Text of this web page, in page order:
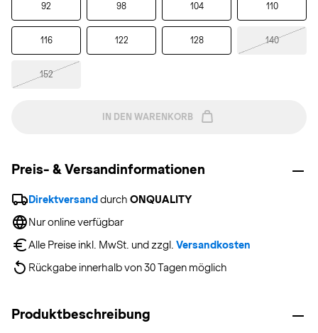
92 98 104 110
116 122 128 140
152
IN DEN WARENKORB
Preis- & Versandinformationen
Direktversand durch ONQUALITY
Nur online verfügbar
Alle Preise inkl. MwSt. und zzgl. Versandkosten
Rückgabe innerhalb von 30 Tagen möglich
Produktbeschreibung